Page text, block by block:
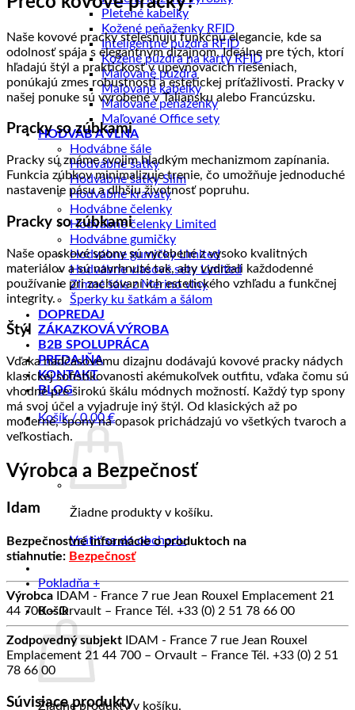
Pletené kabelky
Kožené peňaženky RFID
Inteligentné púzdra RFID
Kožené púzdra na karty RFID
Maľované púzdra
Maľované kabelky
Maľované peňaženky
Maľované Office sety
HODVÁB A VLNA
Hodvábne šále
Hodvábne šatky
Hodvábne šatky Slim
Hodvábne kravaty
Hodvábne čelenky
Hodvábne čelenky Limited
Hodvábne gumičky
Hodvábne gumičky Limited
Hodvábne vlasové sety Limited
Zimné šále z Merino vlny
Šperky ku šatkám a šálom
DOPREDAJ
ZÁKAZKOVÁ VÝROBA
B2B SPOLUPRÁCA
PREDAJŇA
KONTAKT
BLOG
Košík /0.00€
Žiadne produkty v košíku.
Vrátiť sa do obchodu
Pokladňa +
Košík
Žiadne produkty v košíku.
ani
RF
signál
Naše kovové pracky stelesňujú funkčnú elegancie, kde sa
odolnosť spája s elegantným dizajnom. Ideálne pre tých, ktorí
hľadajú štýl a praktickosť v upevňovacích riešeniach,
ponúkajú zmes robustnosti a estetickej príťažlivosti. Pracky v
našej ponuke sú vyrobené v Taliansku alebo Francúzsku.
Pracky so zúbkami
Pracky sú známe svojim hladkým mechanizmom zapínania.
Funkcia zúbkov minimalizuje trenie, čo umožňuje jednoduché
nastavenie pásu a dlhšiu životnosť popruhu.
Pracky so zúbkami
Naše opaskové spony sú vyrobené z vysoko kvalitných
materiálov a sú navrhnuté tak, aby vydržali každodenné
používanie pri zachovaní ich estetického vzhľadu a funkčnej
integrity.
Štýl
Vďaka nadčasovému dizajnu dodávajú kovové pracky nádych
klasickej sofistikovanosti akémukoľvek outfitu, vďaka čomu sú
vhodné pre širokú škálu módnych možností. Každý typ spony
má svoj účel a vyjadruje iný štýl. Od klasických až po
moderné, spony na opasok prichádzajú vo všetkých tvaroch a
veľkostiach.
Výrobca a Bezpečnosť
Idam
Bezpečnostné informácie o produktoch na
stiahnutie: Bezpečnosť
Výrobca IDAM - France 7 rue Jean Rouxel Emplacement 21
44 700 – Orvault – France Tél. +33 (0) 2 51 78 66 00
Zodpovedný subjekt IDAM - France 7 rue Jean Rouxel
Emplacement 21 44 700 – Orvault – France Tél. +33 (0) 2 51
78 66 00
Súvisiace produkty